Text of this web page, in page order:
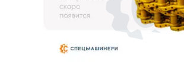
3D тур по складам
sksale@skdst.ru